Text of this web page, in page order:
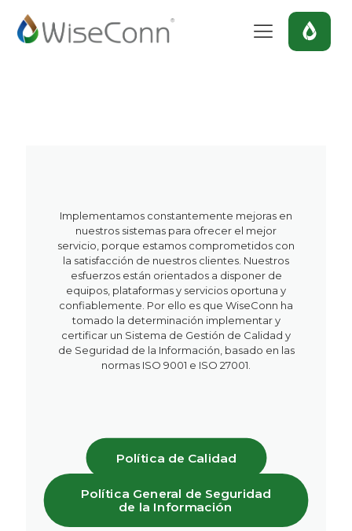
Implementamos constantemente mejoras en
nuestros sistemas para ofrecer el mejor
servicio, porque estamos comprometidos con
la satisfacción de nuestros clientes. Nuestros
esfuerzos están orientados a disponer de
equipos, plataformas y servicios oportuna y
confiablemente. Por ello es que WiseConn ha
tomado la determinación implementar y
certificar un Sistema de Gestión de Calidad y
de Seguridad de la Información, basado en las
normas ISO 9001 e ISO 27001.
Política de Calidad
Política General de Seguridad
de la Información